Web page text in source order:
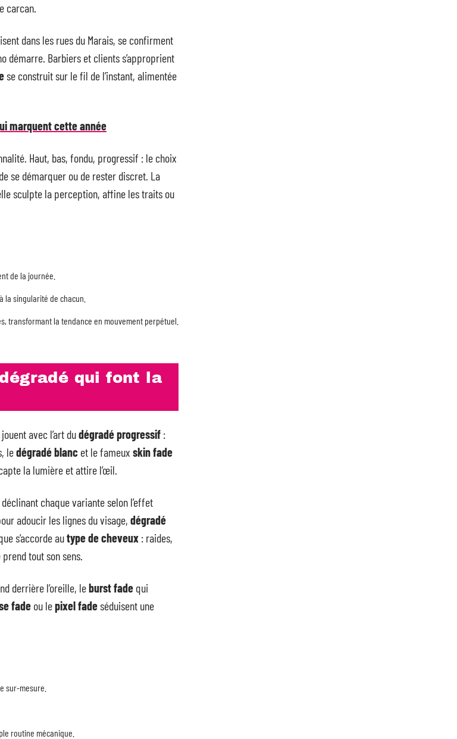
carcan.
dans les rues du Marais, se confirment
démarre. Barbiers et clients s’approprient
se construit sur le fil de l’instant, alimentée
marquent cette année
Haut, bas, fondu, progressif : le choix
se démarquer ou de rester discret. La
sculpte la perception, affine les traits ou
de la journée.
la singularité de chacun.
transformant la tendance en mouvement perpétuel.
qui font la
avec l’art dudégradé progressif :
ledégradé blanc et le fameux skin fade
la lumière et attire l’œil.
chaque variante selon l’effet
adoucir les lignes du visage, dégradé
s’accorde autype de cheveux : raides,
tout son sens.
derrière l’oreille, leburst fade qui
fade ou lepixel fadeséduisent une
sur-mesure.
routine mécanique.